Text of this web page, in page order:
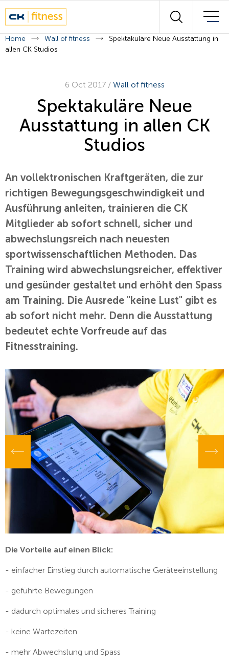
Wall of fitness
Unsere Experten
Kontakt
Français Deutsch
Home Wall of fitness
Spektakuläre Neue Ausstattung in
allen CK Studios
6 Oct 2017/ Wall of fitness
Spektakuläre Neue
Ausstattung in allen CK
Studios
An vollektronischen Kraftgeräten, die zur
richtigen Bewegungsgeschwindigkeit und
Ausführung anleiten, trainieren die CK
Mitglieder ab sofort schnell, sicher und
abwechslungsreich nach neuesten
sportwissenschaftlichen Methoden. Das
Training wird abwechslungsreicher, effektiver
und gesünder gestaltet und erhöht den Spass
am Training. Die Ausrede "keine Lust" gibt es
ab sofort nicht mehr. Denn die Ausstattung
bedeutet echte Vorfreude auf das
Fitnesstraining.
Die Vorteile auf einen Blick:
- einfacher Einstieg durch automatische Geräteeinstellung
- geführte Bewegungen
- dadurch optimales und sicheres Training
- keine Wartezeiten
- mehr Abwechslung und Spass